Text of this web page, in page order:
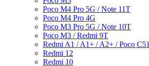
Poco M4 Pro 5G / Note 11T
Poco M4 Pro 4G
Poco M3 Pro 5G / Note 10T
Poco M3 / Redmi 9T
Redmi A1 / A1+ / A2+ / Poco C51
Redmi 12
Redmi 10